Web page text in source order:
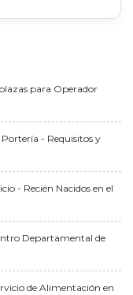
para Operador
- Requisitos y
- Recién Nacidos en el
Departamental de
de Alimentación en